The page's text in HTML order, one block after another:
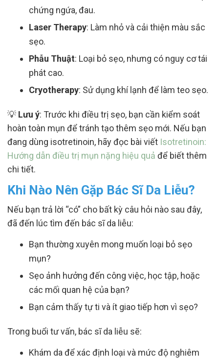
chứng ngứa, đau.
Laser Therapy: Làm nhỏ và cải thiện màu sắc
sẹo.
Phẫu Thuật: Loại bỏ sẹo, nhưng có nguy cơ tái
phát cao.
Cryotherapy: Sử dụng khí lạnh để làm teo sẹo.
💡 Lưu ý: Trước khi điều trị sẹo, bạn cần kiểm soát
hoàn toàn mụn để tránh tạo thêm sẹo mới. Nếu bạn
đang dùng isotretinoin, hãy đọc bài viết Isotretinoin:
Hướng dẫn điều trị mụn nặng hiệu quả để biết thêm
chi tiết.
Khi Nào Nên Gặp Bác Sĩ Da Liễu?
Nếu bạn trả lời “có” cho bất kỳ câu hỏi nào sau đây,
đã đến lúc tìm đến bác sĩ da liễu:
Bạn thường xuyên mong muốn loại bỏ sẹo
mụn?
Sẹo ảnh hưởng đến công việc, học tập, hoặc
các mối quan hệ của bạn?
Bạn cảm thấy tự ti và ít giao tiếp hơn vì sẹo?
Trong buổi tư vấn, bác sĩ da liễu sẽ:
Khám da để xác định loại và mức độ nghiêm